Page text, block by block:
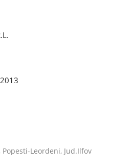
Leordeni, Jud.Ilfov